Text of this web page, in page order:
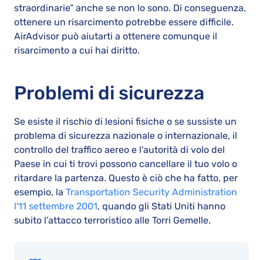
straordinarie” anche se non lo sono. Di conseguenza,
ottenere un risarcimento potrebbe essere difficile.
AirAdvisor può aiutarti a ottenere comunque il
risarcimento a cui hai diritto.
Problemi di sicurezza
Se esiste il rischio di lesioni fisiche o se sussiste un
problema di sicurezza nazionale o internazionale, il
controllo del traffico aereo e l'autorità di volo del
Paese in cui ti trovi possono cancellare il tuo volo o
ritardare la partenza. Questo è ciò che ha fatto, per
esempio, la Transportation Security Administration
l'11 settembre 2001, quando gli Stati Uniti hanno
subito l’attacco terroristico alle Torri Gemelle.